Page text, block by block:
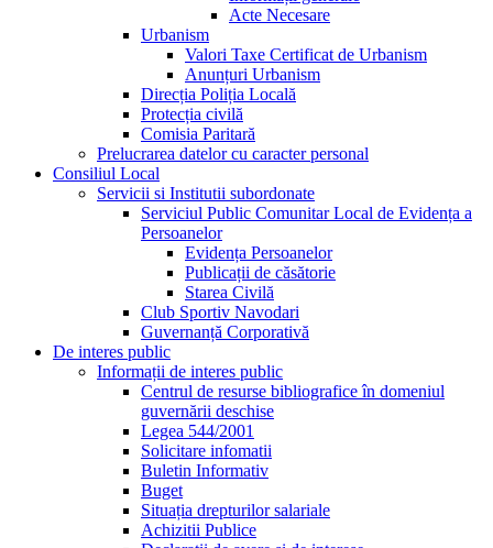
Acte Necesare
Urbanism
Valori Taxe Certificat de Urbanism
Anunțuri Urbanism
Direcția Poliția Locală
Protecția civilă
Comisia Paritară
Prelucrarea datelor cu caracter personal
Consiliul Local
Servicii si Institutii subordonate
Serviciul Public Comunitar Local de Evidența a
Persoanelor
Evidența Persoanelor
Publicații de căsătorie
Starea Civilă
Club Sportiv Navodari
Guvernanță Corporativă
De interes public
Informații de interes public
Centrul de resurse bibliografice în domeniul
guvernării deschise
Legea 544/2001
Solicitare infomatii
Buletin Informativ
Buget
Situația drepturilor salariale
Achizitii Publice